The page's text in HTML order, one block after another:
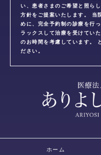
い、患者さまのご希望と照ら
方針をご提案いたします。 当
めに、完全予約制の診療を行
ラックスして治療を受けてい
のお時間を考慮しています。
ださい。
ホーム